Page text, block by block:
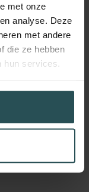
met onze
analyse. Deze
met andere
die ze hebben
hun services.